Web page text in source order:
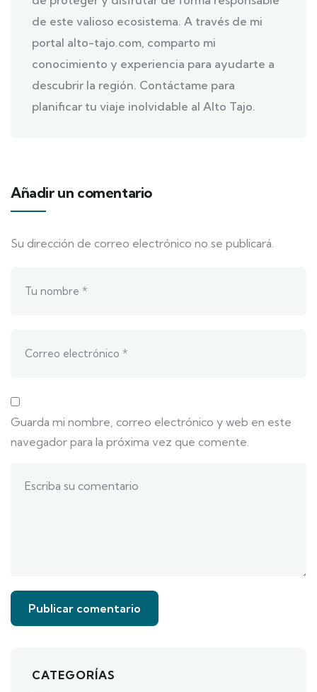
de este valioso ecosistema. A través de mi
portal alto-tajo.com, comparto mi
conocimiento y experiencia para ayudarte a
descubrir la región. Contáctame para
planificar tu viaje inolvidable al Alto Tajo.
Añadir un comentario
Su dirección de correo electrónico no se publicará.
Guarda mi nombre, correo electrónico y web en este
navegador para la próxima vez que comente.
CATEGORÍAS